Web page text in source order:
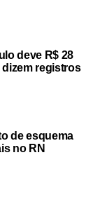
deve R$ 28
registros
de esquema
no RN